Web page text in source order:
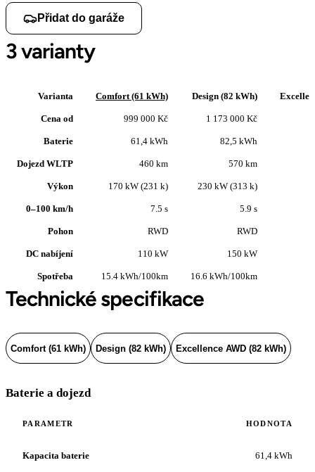
Přidat do garáže
3 varianty
Varianta Comfort (61 kWh) Design (82 kWh)
Cena od 999 000 Kč 1 173 000 Kč
Baterie 61,4 kWh 82,5 kWh
Dojezd WLTP 460 km 570 km
Výkon 170 kW (231 k) 230 kW (313 k)
0–100 km/h 7.5 s 5.9 s
Pohon RWD RWD
DC nabíjení 110 kW 150 kW
Spotřeba 15.4 kWh/100km 16.6 kWh/100km
Technické specifikace
Comfort (61 kWh) Design (82 kWh) Excellence AWD (82 kWh)
Baterie a dojezd
PARAMETR HODNOTA
Kapacita baterie 61,4 kWh